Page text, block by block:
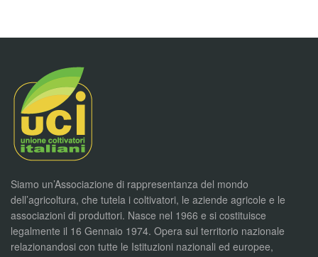
Siamo un’Associazione di rappresentanza del mondo
dell’agricoltura, che tutela i coltivatori, le aziende agricole e le
associazioni di produttori. Nasce nel 1966 e si costituisce
legalmente il 16 Gennaio 1974. Opera sul territorio nazionale
relazionandosi con tutte le Istituzioni nazionali ed europee,